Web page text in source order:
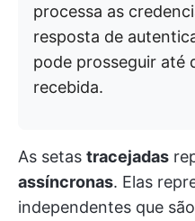
processa as
resposta de
pode prosseguir até
recebida.
As setas tracejadas
assíncronas. Elas
independentes que